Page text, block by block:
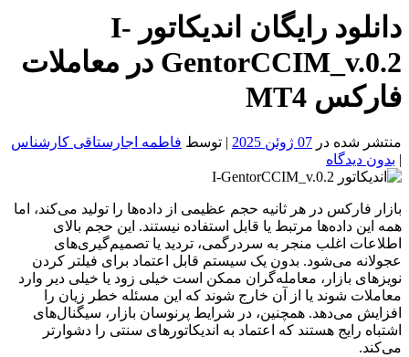
دانلود رایگان اندیکاتور I-
GentorCCIM_v.0.2 در معاملات
فارکس MT4
منتشر شده در 07 ژوئن 2025 | توسط فاطمه اجارستاقی کارشناس
| بدون دیدگاه
بازار فارکس در هر ثانیه حجم عظیمی از داده‌ها را تولید می‌کند، اما
همه این داده‌ها مرتبط یا قابل استفاده نیستند. این حجم بالای
اطلاعات اغلب منجر به سردرگمی، تردید یا تصمیم‌گیری‌های
عجولانه می‌شود. بدون یک سیستم قابل اعتماد برای فیلتر کردن
نویزهای بازار، معامله‌گران ممکن است خیلی زود یا خیلی دیر وارد
معاملات شوند یا از آن خارج شوند که این مسئله خطر زیان را
افزایش می‌دهد. همچنین، در شرایط پرنوسان بازار، سیگنال‌های
اشتباه رایج هستند که اعتماد به اندیکاتورهای سنتی را دشوارتر
می‌کند.